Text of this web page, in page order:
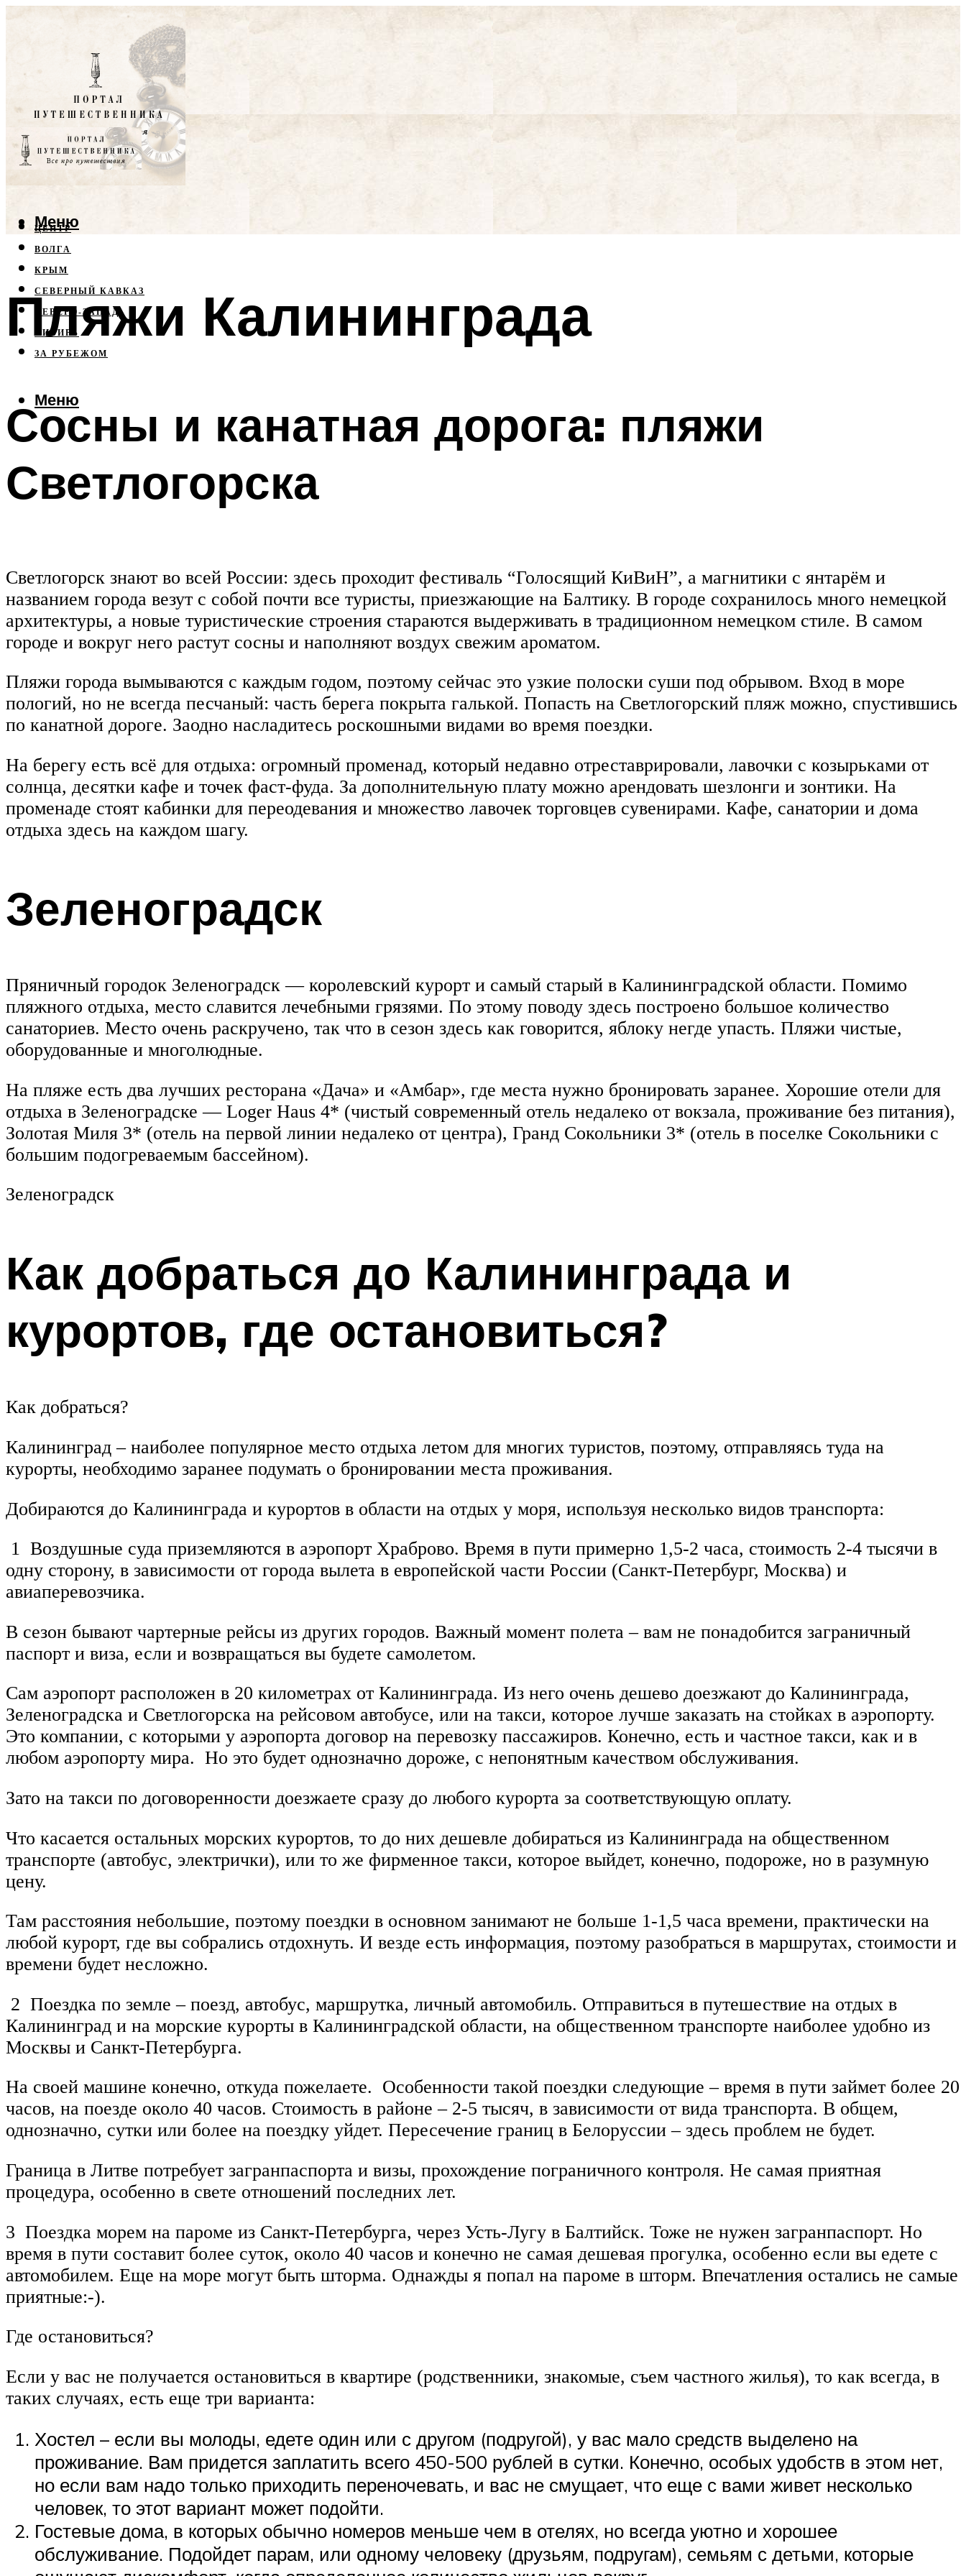
ЦЕНТР
ВОЛГА
КРЫМ
СЕВЕРНЫЙ КАВКАЗ
СЕВЕРО-ЗАПАД
СИБИРЬ
ЗА РУБЕЖОМ
Меню
Меню
Пляжи Калининграда
Сосны и канатная дорога: пляжи
Светлогорска
Светлогорск знают во всей России: здесь проходит фестиваль “Голосящий КиВиН”, а магнитики с янтарём и
названием города везут с собой почти все туристы, приезжающие на Балтику. В городе сохранилось много немецкой
архитектуры, а новые туристические строения стараются выдерживать в традиционном немецком стиле. В самом
городе и вокруг него растут сосны и наполняют воздух свежим ароматом.
Пляжи города вымываются с каждым годом, поэтому сейчас это узкие полоски суши под обрывом. Вход в море
пологий, но не всегда песчаный: часть берега покрыта галькой. Попасть на Светлогорский пляж можно, спустившись
по канатной дороге. Заодно насладитесь роскошными видами во время поездки.
На берегу есть всё для отдыха: огромный променад, который недавно отреставрировали, лавочки с козырьками от
солнца, десятки кафе и точек фаст-фуда. За дополнительную плату можно арендовать шезлонги и зонтики. На
променаде стоят кабинки для переодевания и множество лавочек торговцев сувенирами. Кафе, санатории и дома
отдыха здесь на каждом шагу.
Зеленоградск
Пряничный городок Зеленоградск — королевский курорт и самый старый в Калининградской области. Помимо
пляжного отдыха, место славится лечебными грязями. По этому поводу здесь построено большое количество
санаториев. Место очень раскручено, так что в сезон здесь как говорится, яблоку негде упасть. Пляжи чистые,
оборудованные и многолюдные.
На пляже есть два лучших ресторана «Дача» и «Амбар», где места нужно бронировать заранее. Хорошие отели для
отдыха в Зеленоградске — Loger Haus 4* (чистый современный отель недалеко от вокзала, проживание без питания),
Золотая Миля 3* (отель на первой линии недалеко от центра), Гранд Сокольники 3* (отель в поселке Сокольники с
большим подогреваемым бассейном).
Зеленоградск
Как добраться до Калининграда и
курортов, где остановиться?
Как добраться?
Калининград – наиболее популярное место отдыха летом для многих туристов, поэтому, отправляясь туда на
курорты, необходимо заранее подумать о бронировании места проживания.
Добираются до Калининграда и курортов в области на отдых у моря, используя несколько видов транспорта:
1 Воздушные суда приземляются в аэропорт Храброво. Время в пути примерно 1,5-2 часа, стоимость 2-4 тысячи в
одну сторону, в зависимости от города вылета в европейской части России (Санкт-Петербург, Москва) и
авиаперевозчика.
В сезон бывают чартерные рейсы из других городов. Важный момент полета – вам не понадобится заграничный
паспорт и виза, если и возвращаться вы будете самолетом.
Сам аэропорт расположен в 20 километрах от Калининграда. Из него очень дешево доезжают до Калининграда,
Зеленоградска и Светлогорска на рейсовом автобусе, или на такси, которое лучше заказать на стойках в аэропорту.
Это компании, с которыми у аэропорта договор на перевозку пассажиров. Конечно, есть и частное такси, как и в
любом аэропорту мира. Но это будет однозначно дороже, с непонятным качеством обслуживания.
Зато на такси по договоренности доезжаете сразу до любого курорта за соответствующую оплату.
Что касается остальных морских курортов, то до них дешевле добираться из Калининграда на общественном
транспорте (автобус, электрички), или то же фирменное такси, которое выйдет, конечно, подороже, но в разумную
цену.
Там расстояния небольшие, поэтому поездки в основном занимают не больше 1-1,5 часа времени, практически на
любой курорт, где вы собрались отдохнуть. И везде есть информация, поэтому разобраться в маршрутах, стоимости и
времени будет несложно.
2 Поездка по земле – поезд, автобус, маршрутка, личный автомобиль. Отправиться в путешествие на отдых в
Калининград и на морские курорты в Калининградской области, на общественном транспорте наиболее удобно из
Москвы и Санкт-Петербурга.
На своей машине конечно, откуда пожелаете. Особенности такой поездки следующие – время в пути займет более 20
часов, на поезде около 40 часов. Стоимость в районе – 2-5 тысяч, в зависимости от вида транспорта. В общем,
однозначно, сутки или более на поездку уйдет. Пересечение границ в Белоруссии – здесь проблем не будет.
Граница в Литве потребует загранпаспорта и визы, прохождение пограничного контроля. Не самая приятная
процедура, особенно в свете отношений последних лет.
3 Поездка морем на пароме из Санкт-Петербурга, через Усть-Лугу в Балтийск. Тоже не нужен загранпаспорт. Но
время в пути составит более суток, около 40 часов и конечно не самая дешевая прогулка, особенно если вы едете с
автомобилем. Еще на море могут быть шторма. Однажды я попал на пароме в шторм. Впечатления остались не самые
приятные:-).
Где остановиться?
Если у вас не получается остановиться в квартире (родственники, знакомые, съем частного жилья), то как всегда, в
таких случаях, есть еще три варианта:
Хостел – если вы молоды, едете один или с другом (подругой), у вас мало средств выделено на
проживание. Вам придется заплатить всего 450-500 рублей в сутки. Конечно, особых удобств в этом нет,
но если вам надо только приходить переночевать, и вас не смущает, что еще с вами живет несколько
человек, то этот вариант может подойти.
Гостевые дома, в которых обычно номеров меньше чем в отелях, но всегда уютно и хорошее
обслуживание. Подойдет парам, или одному человеку (друзьям, подругам), семьям с детьми, которые